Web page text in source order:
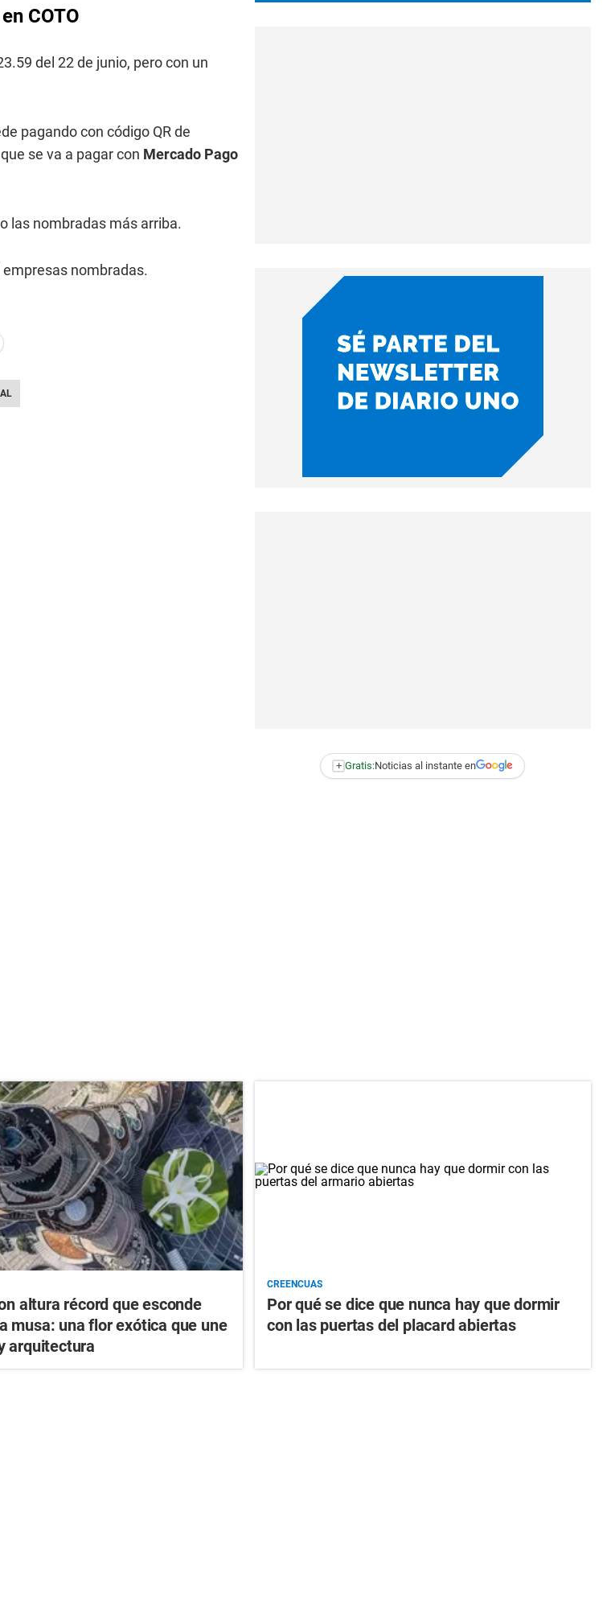
COTO
del 22 de junio, pero con un
pagando con código QR de
se va a pagar con Mercado Pago
las nombradas más arriba.
nombradas.
+ Gratis:Noticias al instante en
altura récord que esconde
musa: una flor exótica que une
arquitectura
CREENCUAS
Por qué se dice que nunca hay que dormir
con las puertas del placard abiertas